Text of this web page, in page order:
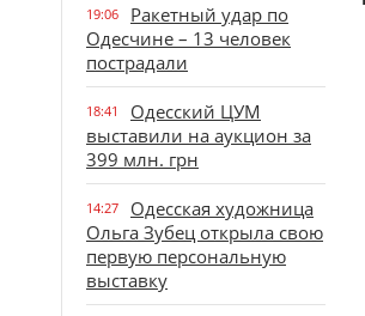
19:06
Ракетный удар по
Одесчине – 13 человек
пострадали
18:41
Одесский ЦУМ
выставили на аукцион за
399 млн. грн
14:27
Одесская художница
Ольга Зубец открыла свою
первую персональную
выставку